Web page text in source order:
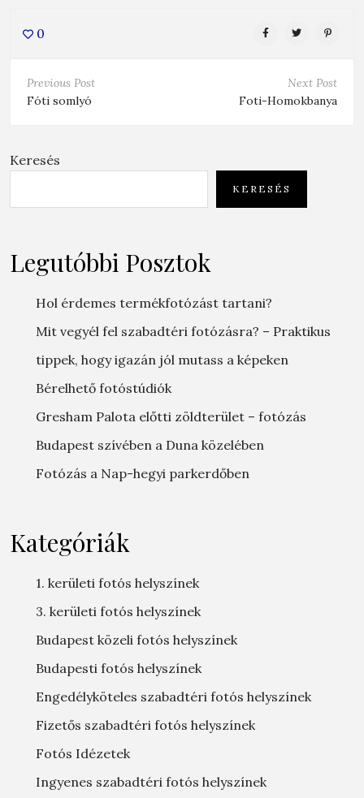
0
Previous Post
Fóti somlyó
Next Post
Foti-Homokbanya
Keresés
KERESÉS
Legutóbbi Posztok
Hol érdemes termékfotózást tartani?
Mit vegyél fel szabadtéri fotózásra? – Praktikus
tippek, hogy igazán jól mutass a képeken
Bérelhető fotóstúdiók
Gresham Palota előtti zöldterület – fotózás
Budapest szívében a Duna közelében
Fotózás a Nap-hegyi parkerdőben
Kategóriák
1. kerületi fotós helyszínek
3. kerületi fotós helyszínek
Budapest közeli fotós helyszínek
Budapesti fotós helyszínek
Engedélyköteles szabadtéri fotós helyszínek
Fizetős szabadtéri fotós helyszínek
Fotós Idézetek
Ingyenes szabadtéri fotós helyszínek